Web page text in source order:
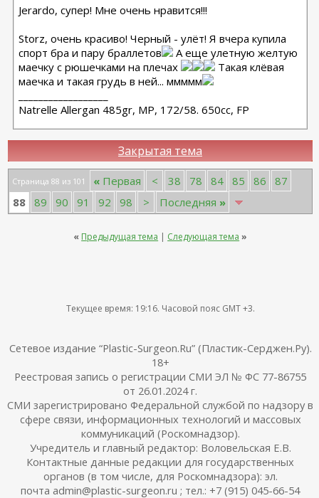
Jerardo, супер! Мне очень нравится!!!
Storz, очень красиво! Черный - улёт! Я вчера купила
спорт бра и пару браллетов
А еще улетную желтую
маечку с рюшечками на плечах
Такая клёвая
маечка и такая грудь в ней... ммммм
Natrelle Allergan 485gr, MP, 172/58. 650cc, FP
Закрытая тема
Страница 88 из 101 « Первая < 38 78 84 85 86
87
88 89 90 91 92 98 > Последняя »
« Предыдущая тема | Следующая тема »
Текущее время: 19:16. Часовой пояс GMT +3.
Сетевое издание “Plastic-Surgeon.Ru” (Пластик-Серджен.Ру).
18+
Реестровая запись о регистрации СМИ ЭЛ № ФС 77-86755
от 26.01.2024 г.
СМИ зарегистрировано Федеральной службой по надзору в
сфере связи, информационных технологий и массовых
коммуникаций (Роскомнадзор).
Учредитель и главный редактор: Воловельская Е.В.
Контактные данные редакции для государственных
органов (в том числе, для Роскомнадзора): эл.
почта admin@plastic-surgeon.ru ; тел.: +7 (915) 045-66-54